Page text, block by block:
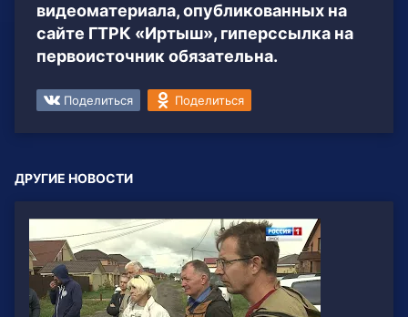
видеоматериала, опубликованных на
сайте ГТРК «Иртыш», гиперссылка на
первоисточник обязательна.
Поделиться Поделиться
ДРУГИЕ НОВОСТИ